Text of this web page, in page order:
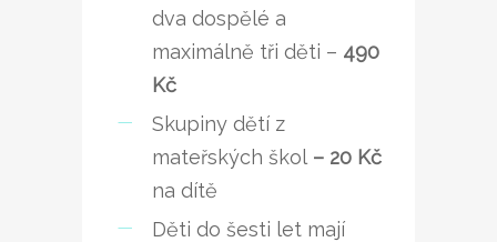
dva dospělé a
maximálně tři děti – 490
Kč
Skupiny dětí z
mateřských škol – 20 Kč
na dítě
Děti do šesti let mají